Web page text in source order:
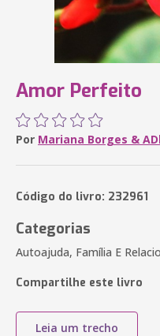
Amor Perfeito
Por Mariana Borges &
Código do livro: 232961
Categorias
Autoajuda, Família E
Compartilhe este livro
Leia um trecho